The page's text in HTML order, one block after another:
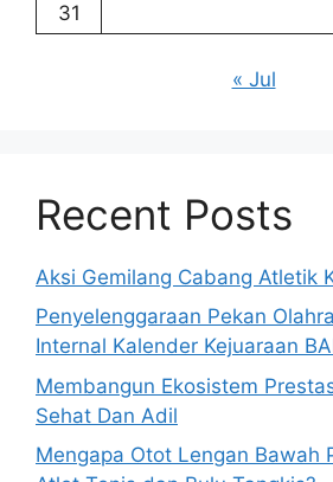
31
« Jul
Recent Posts
Aksi Gemilang Cabang Atletik
Penyelenggaraan Pekan
Internal Kalender Kejuaraan
Membangun Ekosistem
Sehat Dan Adil
Mengapa Otot Lengan Bawah